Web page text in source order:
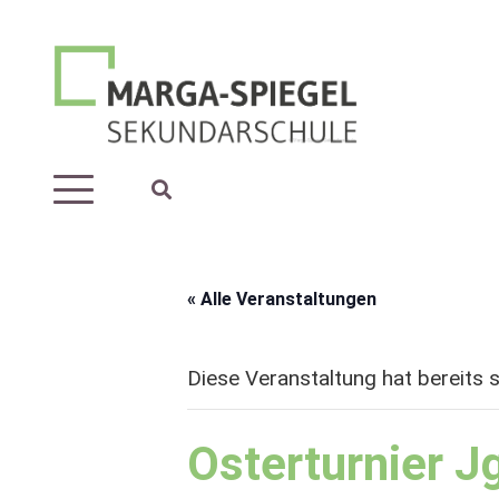
« Alle Veranstaltungen
Diese Veranstaltung hat bereits
Osterturnier